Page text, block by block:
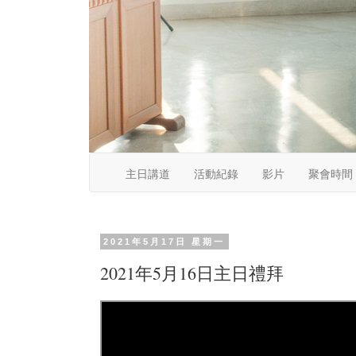
主日講道 活動紀錄 影片 聚會時間
2021年5月17日 星期一
2021年5月16日主日禮拜